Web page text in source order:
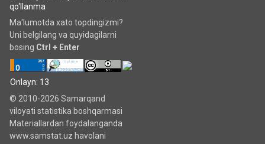
qo‘llanma
Ma'lumotda xato topdingizmi?
Uni belgilang va quyidagilarni
bosing Ctrl + Enter
Onlayn: 13
© 2010-2026 Samarqand
viloyati statistika boshqarmasi
Materiallardan foydalanganda
www.samstat.uz havolani